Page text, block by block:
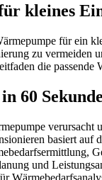
kleines
für ein
zu vermeiden
die
60
basiert auf
und